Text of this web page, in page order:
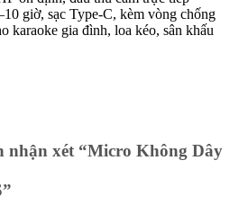
giờ, sạc Type-C, kèm vòng chống
karaoke gia đình, loa kéo, sân khấu
nhận xét “Micro Không Dây